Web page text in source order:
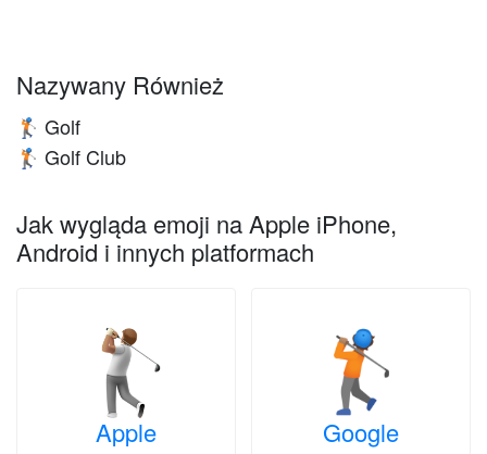
Nazywany Również
🏌🏽 Golf
🏌🏽 Golf Club
Jak wygląda emoji na Apple iPhone,
Android i innych platformach
Apple Google